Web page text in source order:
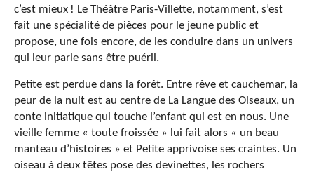
c’est mieux ! Le Théâtre Paris-Villette, notamment, s’est
fait une spécialité de pièces pour le jeune public et
propose, une fois encore, de les conduire dans un univers
qui leur parle sans être puéril.
Petite est perdue dans la forêt. Entre rêve et cauchemar, la
peur de la nuit est au centre de La Langue des Oiseaux, un
conte initiatique qui touche l’enfant qui est en nous. Une
vieille femme « toute froissée » lui fait alors « un beau
manteau d’histoires » et Petite apprivoise ses craintes. Un
oiseau à deux têtes pose des devinettes, les rochers